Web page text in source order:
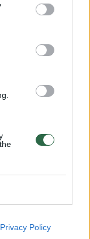
Privacy Policy
vartotojai.